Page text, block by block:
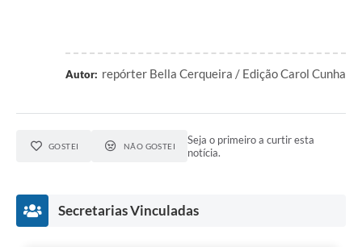
Autor: repórter Bella Cerqueira / Edição Carol Cunha
GOSTEI NÃO GOSTEI
Seja o primeiro a curtir esta
notícia.
Secretarias Vinculadas